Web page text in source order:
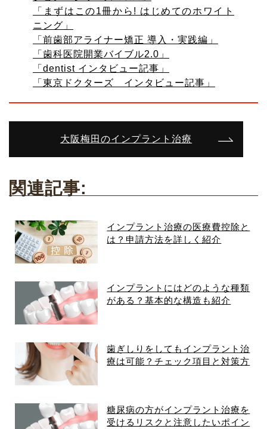
「まずはこの1冊から! はじめてのホワイト
ニング」
「前歯部アライナー矯正 導入・実践編」
「歯科医院開業バイブル2.0」
「dentist インタビュー記事」
「東京ドクターズ インタビュー記事」
大阪梅田のインプラント治療
関連記事:
インプラント治療の医療費控除と
は？申請方法を詳しく紹介
インプラントにはどのような種類
がある？基本的な構造も紹介
歯ぎしりをしてもインプラント治
療は可能？チェック項目と対策方
糖尿病の方がインプラント治療を
受けるリスクと注意したいポイン